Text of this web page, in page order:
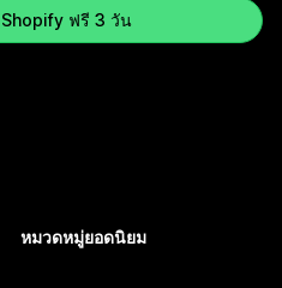
ฟรี 3 วัน
หมวดหมู่ยอดนิยม